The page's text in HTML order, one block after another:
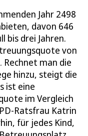
Jahr 2498
davon 646
bis drei Jahren.
von
man die
hinzu, steigt die
ist eine
im Vergleich
Ratsfrau Katrin
für jedes Kind,